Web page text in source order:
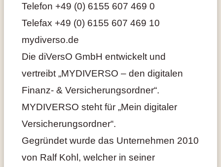
Telefon +49 (0) 6155 607 469 0
Telefax +49 (0) 6155 607 469 10
mydiverso.de
Die diVersO GmbH entwickelt und
vertreibt „MYDIVERSO – den digitalen
Finanz- & Versicherungsordner“.
MYDIVERSO steht für „Mein digitaler
Versicherungsordner“.
Gegründet wurde das Unternehmen 2010
von Ralf Kohl, welcher in seiner